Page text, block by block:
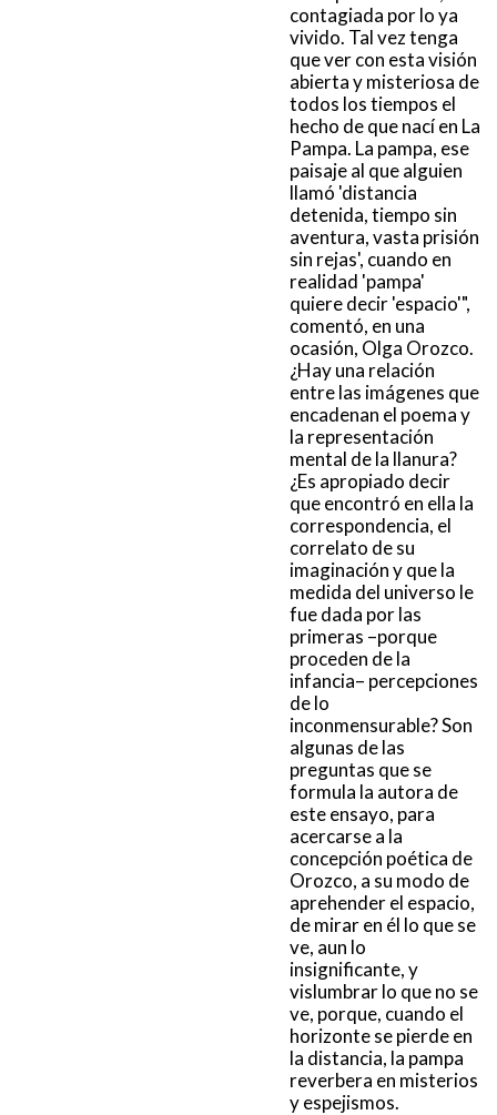
contagiada por lo ya
vivido. Tal vez tenga
que ver con esta visión
abierta y misteriosa de
todos los tiempos el
hecho de que nací en La
Pampa. La pampa, ese
paisaje al que alguien
llamó 'distancia
detenida, tiempo sin
aventura, vasta prisión
sin rejas', cuando en
realidad 'pampa'
quiere decir 'espacio'",
comentó, en una
ocasión, Olga Orozco.
¿Hay una relación
entre las imágenes que
encadenan el poema y
la representación
mental de la llanura?
¿Es apropiado decir
que encontró en ella la
correspondencia, el
correlato de su
imaginación y que la
medida del universo le
fue dada por las
primeras –porque
proceden de la
infancia– percepciones
de lo
inconmensurable? Son
algunas de las
preguntas que se
formula la autora de
este ensayo, para
acercarse a la
concepción poética de
Orozco, a su modo de
aprehender el espacio,
de mirar en él lo que se
ve, aun lo
insignificante, y
vislumbrar lo que no se
ve, porque, cuando el
horizonte se pierde en
la distancia, la pampa
reverbera en misterios
y espejismos.